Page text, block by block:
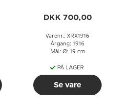
DKK 700,00
Varenr.: XRX1916
Årgang: 1916
Mål: Ø: 19 cm
PÅ LAGER
Se vare